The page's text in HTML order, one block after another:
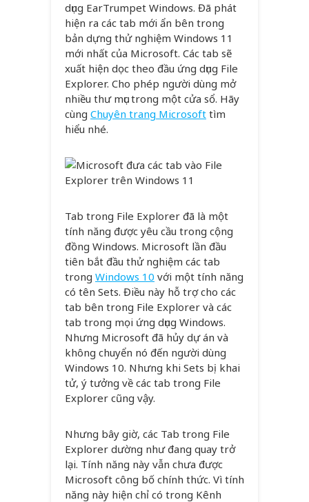
dụng EarTrumpet Windows. Đã phát
hiện ra các tab mới ẩn bên trong
bản dựng thử nghiệm Windows 11
mới nhất của Microsoft. Các tab sẽ
xuất hiện dọc theo đầu ứng dụng File
Explorer. Cho phép người dùng mở
nhiều thư mục trong một cửa sổ. Hãy
cùng Chuyên trang Microsoft tìm
hiểu nhé.
Tab trong File Explorer đã là một
tính năng được yêu cầu trong cộng
đồng Windows. Microsoft lần đầu
tiên bắt đầu thử nghiệm các tab
trong Windows 10 với một tính năng
có tên Sets. Điều này hỗ trợ cho các
tab bên trong File Explorer và các
tab trong mọi ứng dụng Windows.
Nhưng Microsoft đã hủy dự án và
không chuyển nó đến người dùng
Windows 10. Nhưng khi Sets bị khai
tử, ý tưởng về các tab trong File
Explorer cũng vậy.
Nhưng bây giờ, các Tab trong File
Explorer dường như đang quay trở
lại. Tính năng này vẫn chưa được
Microsoft công bố chính thức. Vì tính
năng này hiện chỉ có trong Kênh